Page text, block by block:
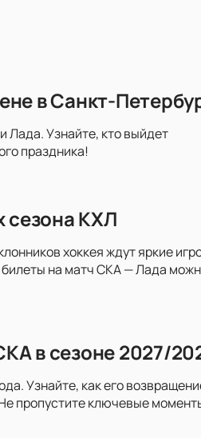
в Санкт-
Лада. Узнайте, кто выйдет
праздника!
сезона КХЛ
хоккея ждут яркие
на матч СКА — Лада
в сезоне 2027/
Узнайте, как его
пропустите ключевые